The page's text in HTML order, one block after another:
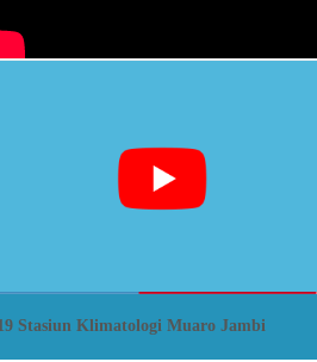
Stasiun Klimatologi Muaro Jambi